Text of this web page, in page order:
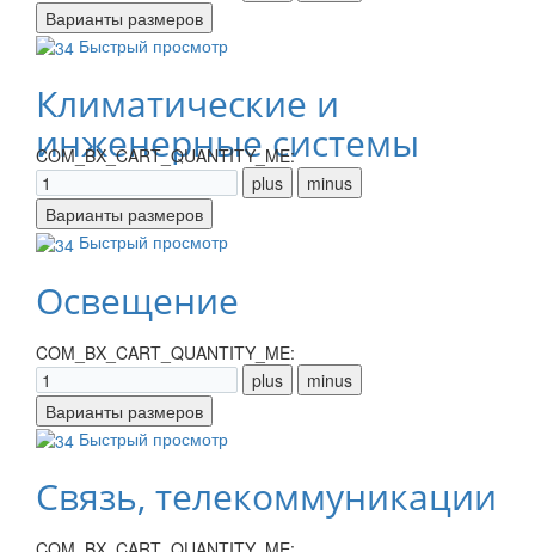
Быстрый просмотр
Климатические и
инженерные системы
COM_BX_CART_QUANTITY_ME:
Быстрый просмотр
Освещение
COM_BX_CART_QUANTITY_ME:
Быстрый просмотр
Связь, телекоммуникации